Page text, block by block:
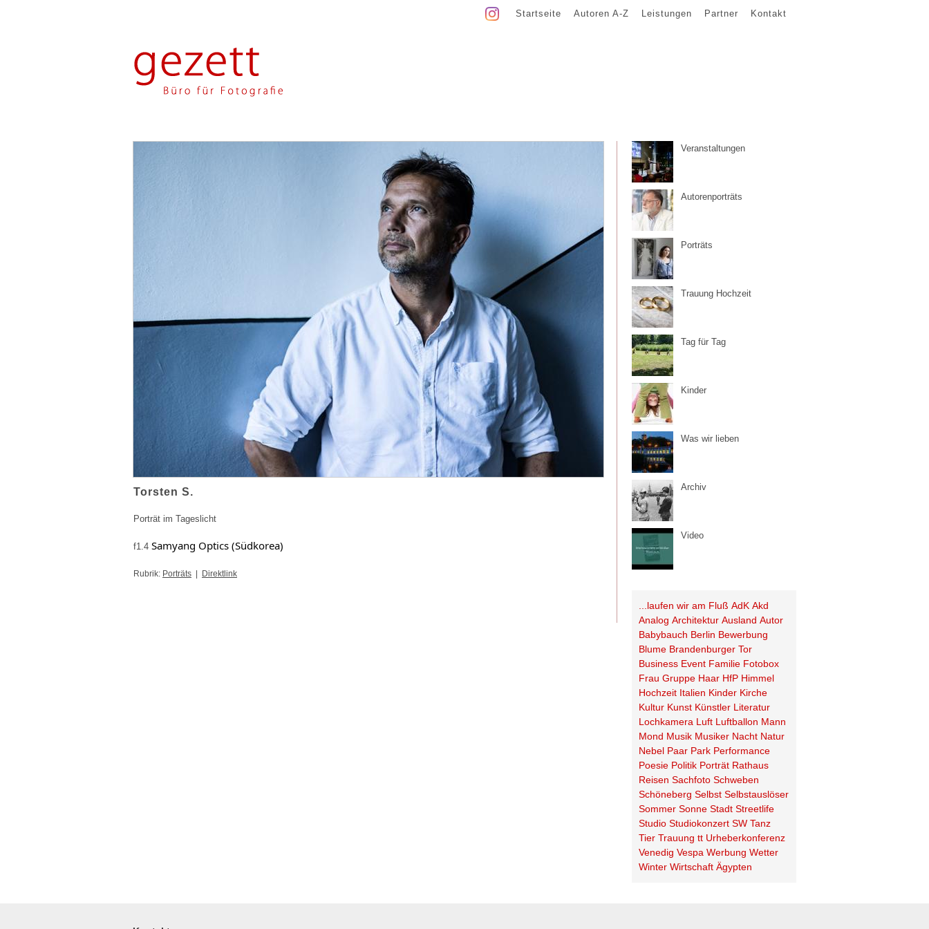
Startseite Autoren A-Z Leistungen Partner Kontakt
Torsten S.
Porträt im Tageslicht
f1.4 Samyang Optics (Südkorea)
Rubrik: Porträts Direktlink
Veranstaltungen
Autorenporträts
Porträts
Trauung Hochzeit
Tag für Tag
Kinder
Was wir lieben
Archiv
Video
...laufen wir am Fluß AdK Akd
Analog Architektur Ausland Autor
Babybauch Berlin Bewerbung
Blume Brandenburger Tor
Business Event Familie Fotobox
Frau Gruppe Haar HfP Himmel
Hochzeit Italien Kinder Kirche
Kultur Kunst Künstler Literatur
Lochkamera Luft Luftballon Mann
Mond Musik Musiker Nacht Natur
Nebel Paar Park Performance
Poesie Politik Porträt Rathaus
Reisen Sachfoto Schweben
Schöneberg Selbst Selbstauslöser
Sommer Sonne Stadt Streetlife
Studio Studiokonzert SW Tanz
Tier Trauung tt Urheberkonferenz
Venedig Vespa Werbung Wetter
Winter Wirtschaft Ägypten